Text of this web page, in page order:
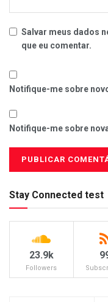
Salvar meus dados
que eu comentar.
Notifique-me sobre
Notifique-me sobre
Stay Connected test
23.9k
Followers